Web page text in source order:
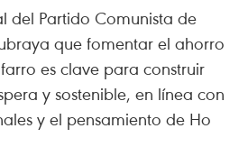
del Partido Comunista de
que fomentar el ahorro
es clave para construir
y sostenible, en línea con
y el pensamiento de Ho